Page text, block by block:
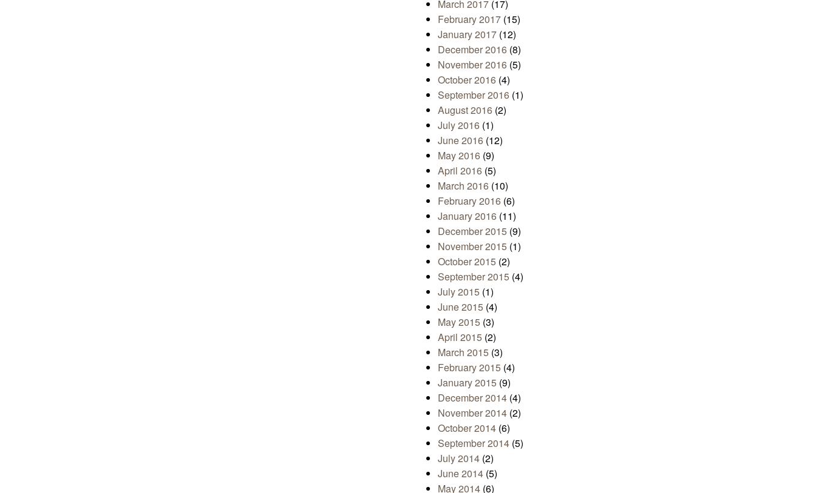
March 2017 (17)
February 2017 (15)
January 2017 (12)
December 2016 (8)
November 2016 (5)
October 2016 (4)
September 2016 (1)
August 2016 (2)
July 2016 (1)
June 2016 (12)
May 2016 (9)
April 2016 (5)
March 2016 (10)
February 2016 (6)
January 2016 (11)
December 2015 (9)
November 2015 (1)
October 2015 (2)
September 2015 (4)
July 2015 (1)
June 2015 (4)
May 2015 (3)
April 2015 (2)
March 2015 (3)
February 2015 (4)
January 2015 (9)
December 2014 (4)
November 2014 (2)
October 2014 (6)
September 2014 (5)
July 2014 (2)
June 2014 (5)
May 2014 (6)